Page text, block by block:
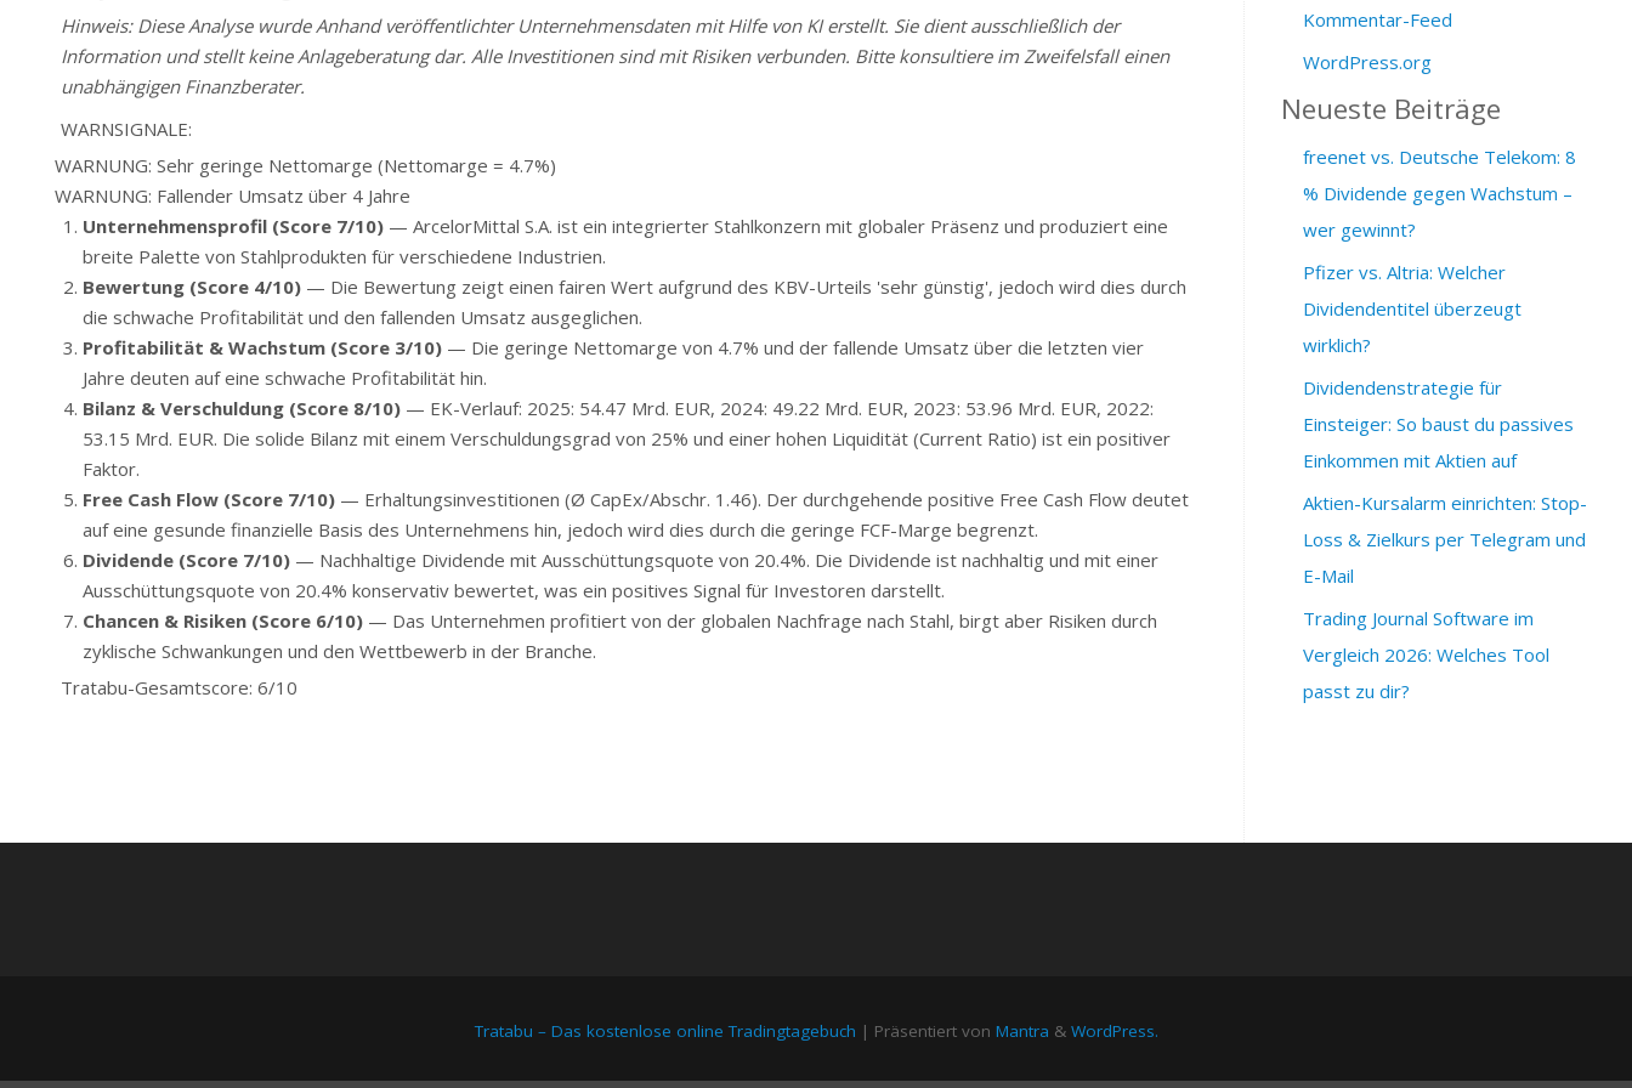
Hinweis: Diese Analyse wurde Anhand veröffentlichter Unternehmensdaten mit Hilfe von KI erstellt. Sie dient ausschließlich der
Information und stellt keine Anlageberatung dar. Alle Investitionen sind mit Risiken verbunden. Bitte konsultiere im Zweifelsfall einen
unabhängigen Finanzberater.
WARNSIGNALE:
WARNUNG: Sehr geringe Nettomarge (Nettomarge = 4.7%)
WARNUNG: Fallender Umsatz über 4 Jahre
Unternehmensprofil (Score 7/10)— ArcelorMittal S.A. ist ein integrierter Stahlkonzern mit globaler Präsenz und produziert eine
breite Palette von Stahlprodukten für verschiedene Industrien.
Bewertung (Score 4/10)— Die Bewertung zeigt einen fairen Wert aufgrund des KBV-Urteils 'sehr günstig', jedoch wird dies durch
die schwache Profitabilität und den fallenden Umsatz ausgeglichen.
Profitabilität & Wachstum (Score 3/10)— Die geringe Nettomarge von 4.7% und der fallende Umsatz über die letzten vier
Jahre deuten auf eine schwache Profitabilität hin.
Bilanz & Verschuldung (Score 8/10)— EK-Verlauf: 2025: 54.47 Mrd. EUR, 2024: 49.22 Mrd. EUR, 2023: 53.96 Mrd. EUR, 2022:
53.15 Mrd. EUR. Die solide Bilanz mit einem Verschuldungsgrad von 25% und einer hohen Liquidität (Current Ratio) ist ein positiver
Faktor.
Free Cash Flow (Score 7/10)— Erhaltungsinvestitionen (Ø CapEx/Abschr. 1.46). Der durchgehende positive Free Cash Flow deutet
auf eine gesunde finanzielle Basis des Unternehmens hin, jedoch wird dies durch die geringe FCF-Marge begrenzt.
Dividende (Score 7/10)— Nachhaltige Dividende mit Ausschüttungsquote von 20.4%. Die Dividende ist nachhaltig und mit einer
Ausschüttungsquote von 20.4% konservativ bewertet, was ein positives Signal für Investoren darstellt.
Chancen & Risiken (Score 6/10)— Das Unternehmen profitiert von der globalen Nachfrage nach Stahl, birgt aber Risiken durch
zyklische Schwankungen und den Wettbewerb in der Branche.
Tratabu-Gesamtscore: 6/10
Kommentar-Feed
WordPress.org
Neueste Beiträge
freenet vs. Deutsche Telekom: 8
% Dividende gegen Wachstum –
wer gewinnt?
Pfizer vs. Altria: Welcher
Dividendentitel überzeugt
wirklich?
Dividendenstrategie für
Einsteiger: So baust du passives
Einkommen mit Aktien auf
Aktien-Kursalarm einrichten: Stop-
Loss & Zielkurs per Telegram und
E-Mail
Trading Journal Software im
Vergleich 2026: Welches Tool
passt zu dir?
Tratabu – Das kostenlose online Tradingtagebuch | Präsentiert von Mantra & WordPress.